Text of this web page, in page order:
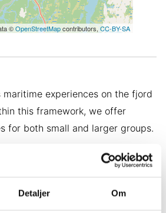
Detaljer Om
©OpenStreetMapcontributors,CC-BY-SA
experiences on the fjord
this framework, we offer
for both small and larger groups.
content based on the operation of
in close collaboration with
experiences that we do not
this way, we promote each other